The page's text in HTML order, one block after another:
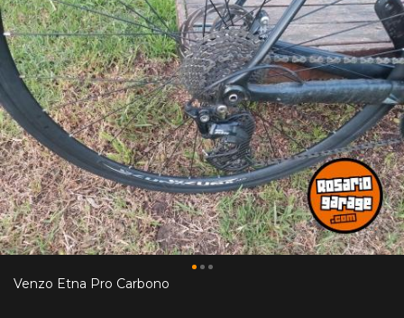
Venzo Etna Pro Carbono